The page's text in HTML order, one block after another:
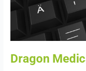
Dragon